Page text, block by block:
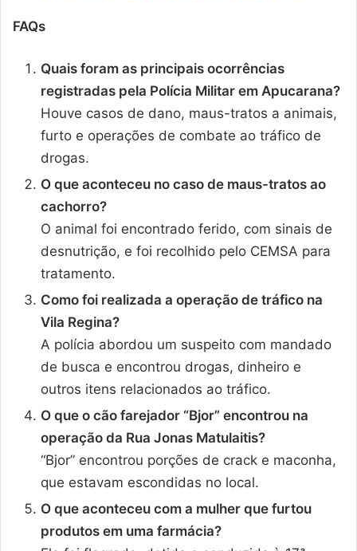
FAQs
Quais foram as principais ocorrências
registradas pela Polícia Militar em Apucarana?
Houve casos de dano, maus-tratos a animais,
furto e operações de combate ao tráfico de
drogas.
O que aconteceu no caso de maus-tratos ao
cachorro?
O animal foi encontrado ferido, com sinais de
desnutrição, e foi recolhido pelo CEMSA para
tratamento.
Como foi realizada a operação de tráfico na
Vila Regina?
A polícia abordou um suspeito com mandado
de busca e encontrou drogas, dinheiro e
outros itens relacionados ao tráfico.
O que o cão farejador “Bjor” encontrou na
operação da Rua Jonas Matulaitis?
“Bjor” encontrou porções de crack e maconha,
que estavam escondidas no local.
O que aconteceu com a mulher que furtou
produtos em uma farmácia?